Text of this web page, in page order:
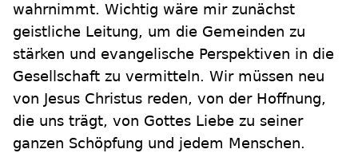
wahrnimmt. Wichtig wäre mir zunächst
geistliche Leitung, um die Gemeinden zu
stärken und evangelische Perspektiven in die
Gesellschaft zu vermitteln. Wir müssen neu
von Jesus Christus reden, von der Hoffnung,
die uns trägt, von Gottes Liebe zu seiner
ganzen Schöpfung und jedem Menschen.